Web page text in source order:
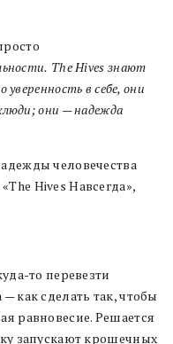
TheHives знают
уверенность в себе, они
они — надежда
человечества
Hives Навсегда»,
то перевезти
как сделать так, чтобы
равновесие. Решается
запускают крошечных